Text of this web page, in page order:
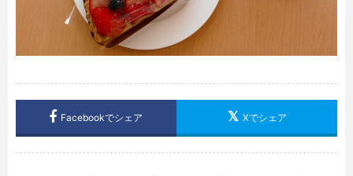
Facebookでシェア Xでシェア